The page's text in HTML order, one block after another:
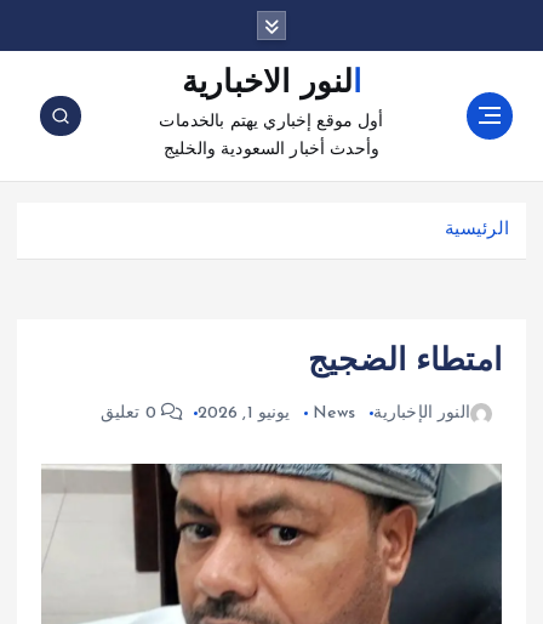
ز
النور الاخبارية
أول موقع إخباري يهتم بالخدمات
وأحدث أخبار السعودية والخليج
الرئيسية
امتطاء الضجيج
النور الإخبارية News يونيو 1, 2026 0 تعليق